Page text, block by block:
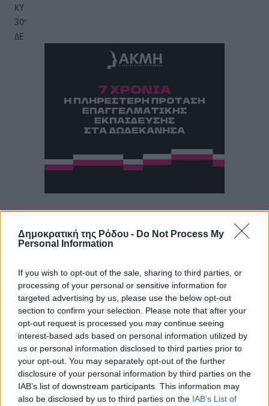
Δημοκρατική της Ρόδου - Do Not Process My
Personal Information
If you wish to opt-out of the sale, sharing to third parties, or
processing of your personal or sensitive information for
targeted advertising by us, please use the below opt-out
section to confirm your selection. Please note that after your
opt-out request is processed you may continue seeing
interest-based ads based on personal information utilized by
us or personal information disclosed to third parties prior to
your opt-out. You may separately opt-out of the further
disclosure of your personal information by third parties on the
IAB’s list of downstream participants. This information may
also be disclosed by us to third parties on the IAB’s List of
ΚΥ
30°
ΔΕ